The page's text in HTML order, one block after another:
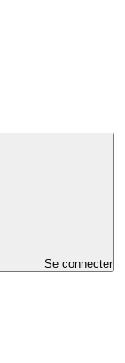
Se connecter